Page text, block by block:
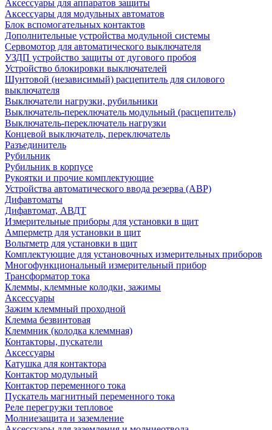
Аксессуары для аппаратов защиты
Аксессуары для модульных автоматов
Блок вспомогательных контактов
Дополнительные устройства модульной системы
Сервомотор для автоматического выключателя
УЗДП устройство защиты от дугового пробоя
Устройство блокировки выключателей
Шунтовой (независимый) расцепитель для силового
выключателя
Выключатели нагрузки, рубильники
Выключатель-переключатель модульный (расцепитель)
Выключатель-переключатель нагрузки
Концевой выключатель, переключатель
Разъединитель
Рубильник
Рубильник в корпусе
Рукоятки и прочие комплектующие
Устройства автоматического ввода резерва (АВР)
Дифавтоматы
Дифавтомат, АВДТ
Измерительные приборы для установки в щит
Амперметр для установки в щит
Вольтметр для установки в щит
Комплектующие для установочных измерительных приборов
Многофункциональный измерительный прибор
Трансформатор тока
Клеммы, клеммные колодки, зажимы
Аксессуары
Зажим клеммный проходной
Клемма безвинтовая
Клеммник (колодка клеммная)
Контакторы, пускатели
Аксессуары
Катушка для контактора
Контактор модульный
Контактор переменного тока
Пускатель магнитный переменного тока
Реле перегрузки тепловое
Молниезащита и заземление